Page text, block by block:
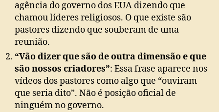
agência do governo dos EUA dizendo que
chamou líderes religiosos. O que existe são
pastores dizendo que souberam de uma
reunião.
“Vão dizer que são de outra dimensão e que
são nossos criadores”: Essa frase aparece nos
vídeos dos pastores como algo que “ouviram
que seria dito”. Não é posição oficial de
ninguém no governo.